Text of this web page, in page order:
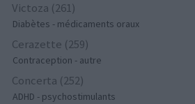
Victoza (261)
Diabètes - médicaments oraux
Cerazette (259)
Contraception - autre
Concerta (252)
ADHD - psychostimulants